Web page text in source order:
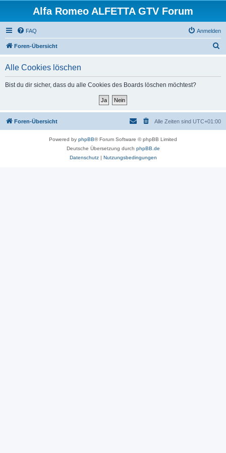
Alfa Romeo ALFETTA GTV Forum
FAQ Anmelden
Foren-Übersicht
Alle Cookies löschen
Bist du dir sicher, dass du alle Cookies des Boards löschen möchtest?
Foren-Übersicht Alle Zeiten sind UTC+01:00
Powered by phpBB® Forum Software © phpBB Limited
Deutsche Übersetzung durch phpBB.de
Datenschutz| Nutzungsbedingungen